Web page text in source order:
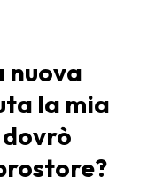
nuova
la mia